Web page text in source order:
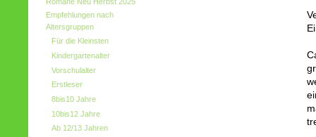
Empfehlungen nach
Altersgruppen
Für die Kleinsten
Kindergartenalter
Vorschulalter
Erstleser
8bis10 Jahre
10bis12 Jahre
Ab 12/13 Jahren